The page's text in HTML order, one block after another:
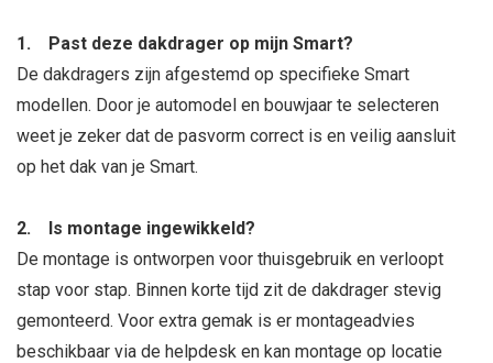
1. Past deze dakdrager op mijn Smart?
De dakdragers zijn afgestemd op specifieke Smart
modellen. Door je automodel en bouwjaar te selecteren
weet je zeker dat de pasvorm correct is en veilig aansluit
op het dak van je Smart.
2. Is montage ingewikkeld?
De montage is ontworpen voor thuisgebruik en verloopt
stap voor stap. Binnen korte tijd zit de dakdrager stevig
gemonteerd. Voor extra gemak is er montageadvies
beschikbaar via de helpdesk en kan montage op locatie